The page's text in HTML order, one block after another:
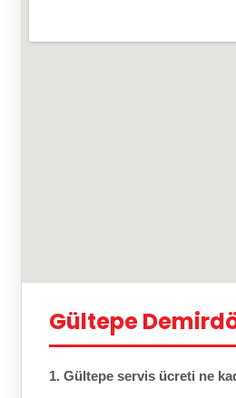
Gültepe
1. Gültepe servis ücreti ne